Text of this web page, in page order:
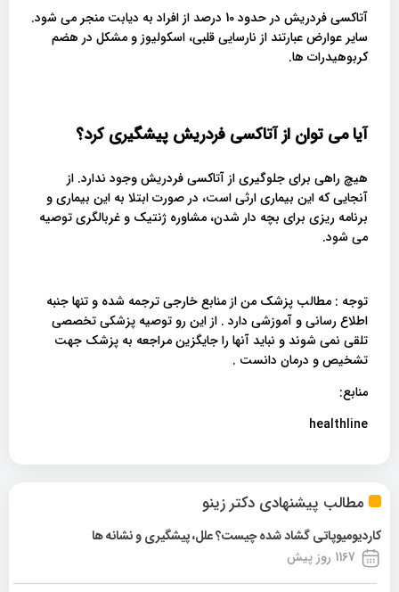
مطالب پیشنهادی دکتر زینو
کاردیومیوپاتی گشاد شده چیست؟ علل، پیشگیری و نشانه ها
1167 روز پیش
آتاکسی فردریش در حدود 10 درصد از افراد به دیابت منجر می شود.
سایر عوارض عبارتند از نارسایی قلبی، اسکولیوز و مشکل در هضم
کربوهیدرات ها.
آیا می توان از آتاکسی فردریش پیشگیری کرد؟
هیچ راهی برای جلوگیری از آتاکسی فردریش وجود ندارد. از
آنجایی که این بیماری ارثی است، در صورت ابتلا به این بیماری و
برنامه ریزی برای بچه دار شدن، مشاوره ژنتیک و غربالگری توصیه
می شود.
توجه : مطالب پزشک من از منابع خارجی ترجمه شده و تنها جنبه
اطلاع رسانی و آموزشی دارد . از این رو توصیه پزشکی تخصصی
تلقی نمی شوند و نباید آنها را جایگزین مراجعه به پزشک جهت
تشخیص و درمان دانست .
منابع:
healthline